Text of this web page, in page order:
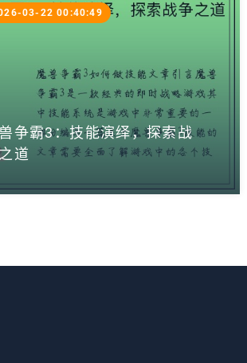
争霸3：技能演绎，探索战
道
03-22 00:40:49